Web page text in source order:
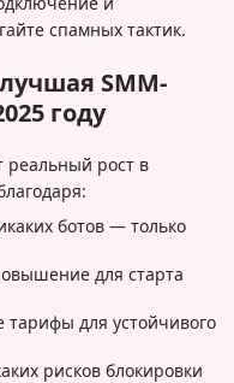
спамных тактик.
SMM-
году
реальный рост в
ботов — только
для старта
тарифы для устойчивого
рисков блокировки